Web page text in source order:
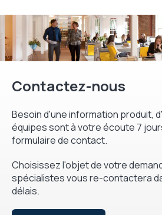
Contactez-nous
Besoin d'une information produit,
équipes sont à votre écoute 7
formulaire de contact.
Choisissez l'objet de votre
spécialistes vous re-contactera
délais.